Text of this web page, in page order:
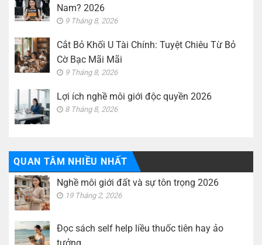
Nam? 2026
9 Tháng 8, 2026
Cắt Bỏ Khối U Tài Chính: Tuyệt Chiêu Từ Bỏ
Cờ Bạc Mãi Mãi
9 Tháng 8, 2026
Lợi ích nghề môi giới độc quyền 2026
8 Tháng 8, 2026
QUAN TÂM NHIỀU NHẤT
Nghề môi giới đất và sự tôn trọng 2026
19 Tháng 2, 2026
Đọc sách self help liều thuốc tiên hay ảo